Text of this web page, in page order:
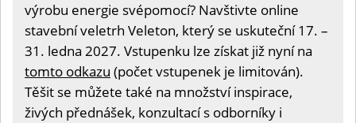
výrobu energie svépomocí? Navštivte online
stavební veletrh Veleton, který se uskuteční 17. –
31. ledna 2027. Vstupenku lze získat již nyní na
tomto odkazu (počet vstupenek je limitován).
Těšit se můžete také na množství inspirace,
živých přednášek, konzultací s odborníky i